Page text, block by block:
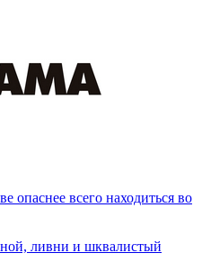
опаснее всего находиться во
ливни и шквалистый